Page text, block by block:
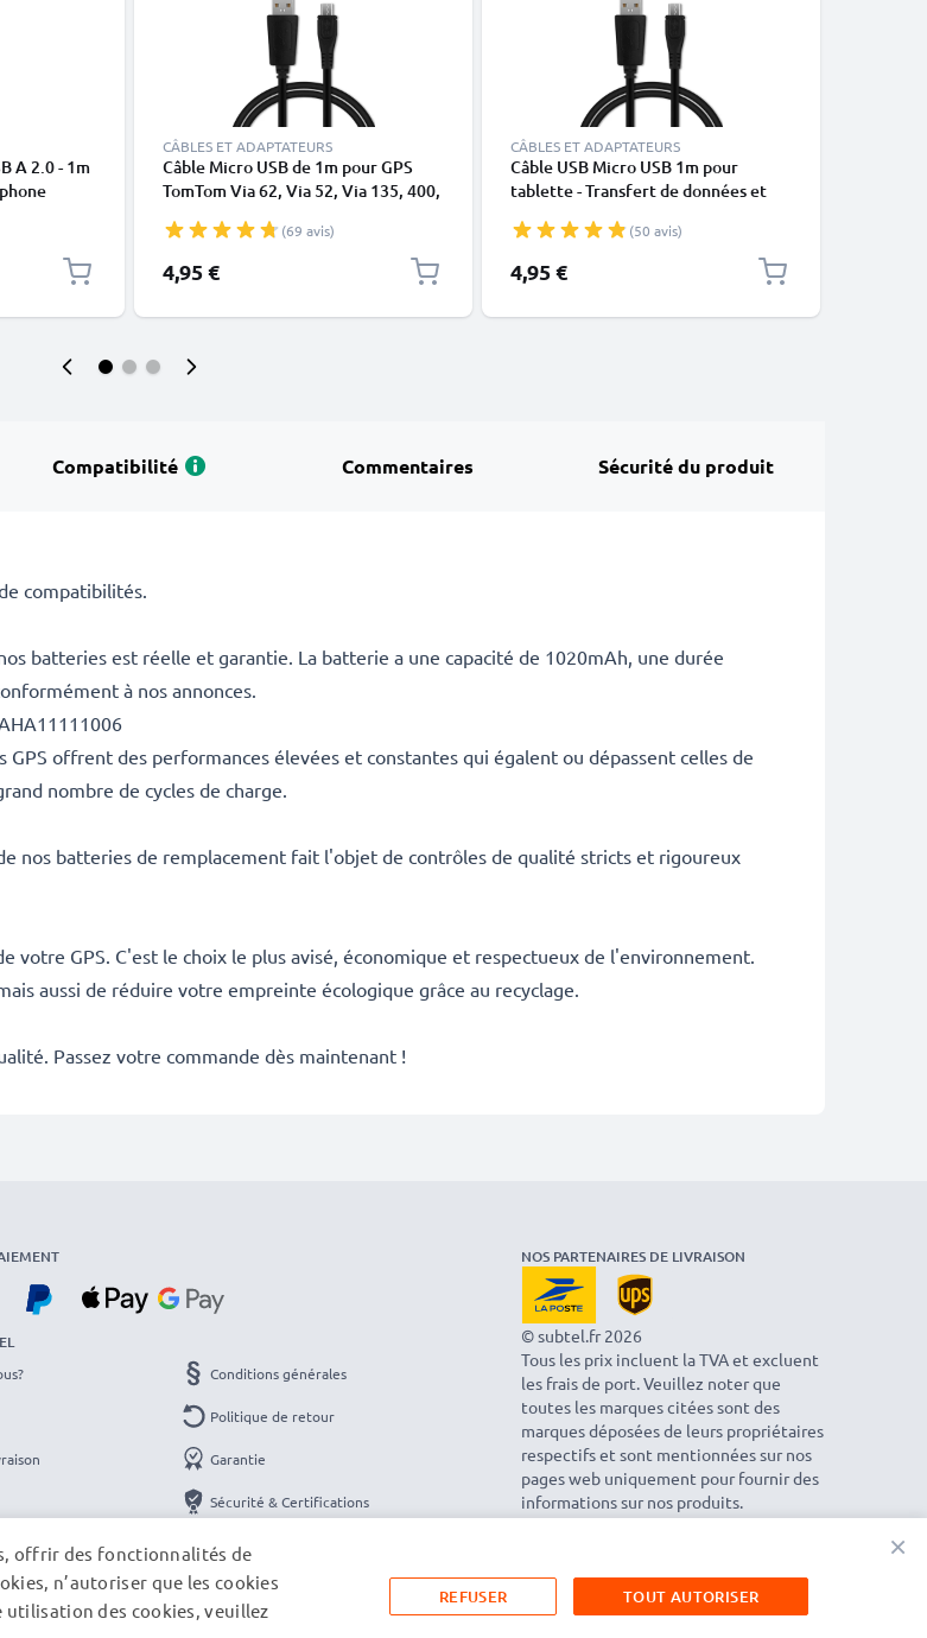
A 2.0 - 1m
2A
CÂBLES ET ADAPTATEURS
Câble Micro USB de 1m pour GPS
TomTom Via 62, Via 52, Via 135, 400,
610 6100, GO 620 transfert de
données et charge 1A noir en PVC
(69 avis)
4,95 €
CÂBLES ET ADAPTATEURS
Câble USB Micro USB 1m pour
tablette - Transfert de données et
(50 avis)
4,95 €
Compatibilité Commentaires Sécurité du produit
compatibilités.
batteries est réelle et garantie. La batterie a une capacité de 1020mAh, une durée
à nos annonces.
offrent des performances élevées et constantes qui égalent ou dépassent celles de
nombre de cycles de charge.
nos batteries de remplacement fait l'objet de contrôles de qualité stricts et rigoureux
GPS. C'est le choix le plus avisé, économique et respectueux de l'environnement.
aussi de réduire votre empreinte écologique grâce au recyclage.
Passez votre commande dès maintenant !
Conditions générales
Politique de retour
Garantie
Sécurité & Certifications
Protection des données
Mentions légales
NOS PARTENAIRES DE LIVRAISON
© subtel.fr 2026
Tous les prix incluent la TVA et excluent
les frais de port. Veuillez noter que
toutes les marques citées sont des
marques déposées de leurs propriétaires
respectifs et sont mentionnées sur nos
pages web uniquement pour fournir des
informations sur nos produits.
×
offrir des fonctionnalités de
n’autoriser que les cookies
utilisation des cookies, veuillez
TOUT AUTORISER
REFUSER